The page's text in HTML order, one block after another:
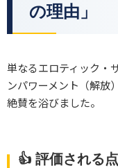
の理由」
単なるエロティック・
ンパワーメント（解放
絶賛を浴びました。
👍 評価される